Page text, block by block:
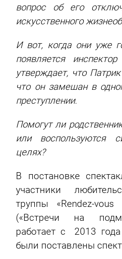
вопрос об его
искусственного
И вот, когда они уже
появляется
утверждает, что
что он замешан в
преступлении.
Помогут ли
или воспользуются
целях?
В постановке
участники
труппы «Rendez-
(«Встречи на
работает с 2013
были поставлены